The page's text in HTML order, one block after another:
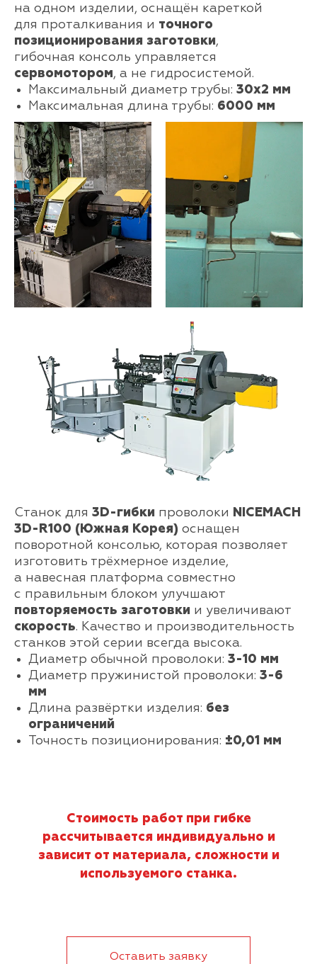
на одном изделии, оснащён кареткой
для проталкивания и точного
позиционирования заготовки,
гибочная консоль управляется
сервомотором, а не гидросистемой.
Максимальный диаметр трубы: 30х2 мм
Максимальная длина трубы: 6000 мм
Станок для 3D-гибки проволоки
NICEMACH
3D-R100 (Южная Корея) оснащен
поворотной консолью, которая позволяет
изготовить трёхмерное изделие,
а навесная платформа совместно
с правильным блоком улучшают
повторяемость заготовки и увеличивают
скорость. Качество и производительность
станков этой серии всегда высока.
Диаметр обычной проволоки: 3-10 мм
Диаметр пружинистой проволоки: 3-6
мм
Длина развёртки изделия: без
ограничений
Точность позиционирования: ±0,01 мм
Стоимость работ при гибке
рассчитывается индивидуально и
зависит от материала, сложности и
используемого станка.
Оставить заявку